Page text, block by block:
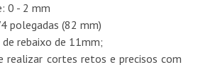
0 - 2 mm
polegadas (82 mm)
rebaixo de 11mm;
realizar cortes retos e precisos com